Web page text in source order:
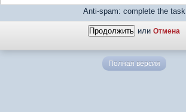
Anti-spam: complete the task
или Отмена
Полная версия